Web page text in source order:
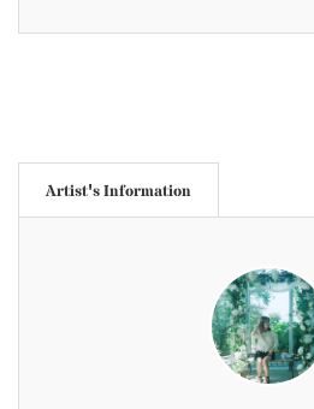
Artist's Information